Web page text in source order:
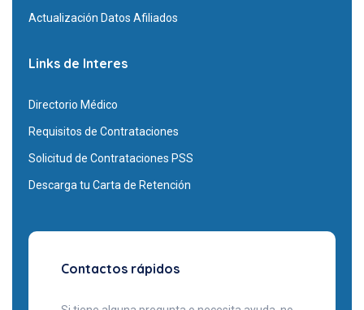
Actualización Datos Afiliados
Links de Interes
Directorio Médico
Requisitos de Contrataciones
Solicitud de Contrataciones PSS
Descarga tu Carta de Retención
Contactos rápidos